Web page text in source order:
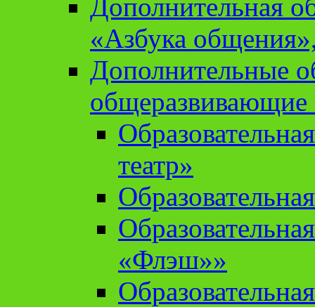
Дополнительная
«Азбука
Дополнительные
театр»
«Флэш»»